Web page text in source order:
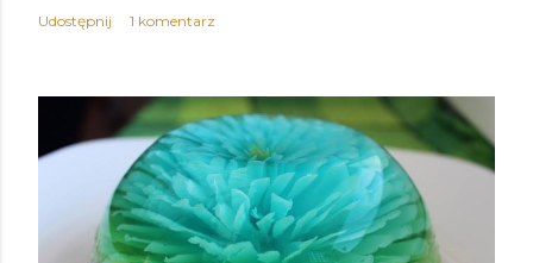
Udostępnij 1 komentarz